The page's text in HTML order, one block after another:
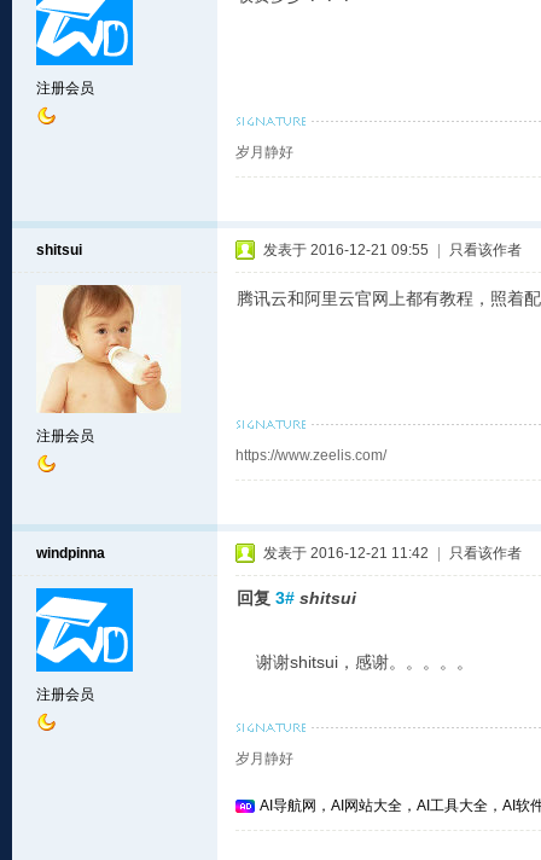
注册会员
岁月静好
shitsui
注册会员
发表于 2016-12-21 09:55 只看该作者
腾讯云和阿里云官网上都有教程，照着
https://www.zeelis.com/
windpinna
注册会员
发表于 2016-12-21 11:42 只看该作者
回复 3# shitsui
谢谢shitsui，感谢。。。。。
岁月静好
AI导航网，AI网站大全，AI工具大全，AI软